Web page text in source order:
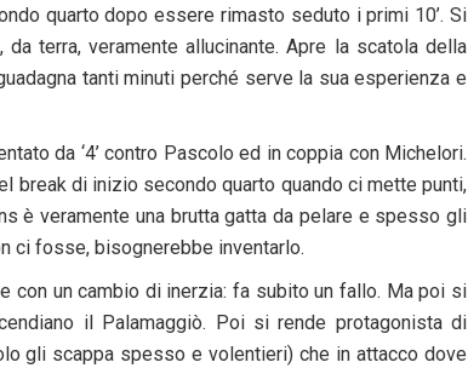
quarto dopo essere rimasto seduto i primi 10’. Si
terra, veramente allucinante. Apre la scatola della
tanti minuti perché serve la sua esperienza e
da ‘4’ contro Pascolo ed in coppia con Michelori.
break di inizio secondo quarto quando ci mette punti,
è veramente una brutta gatta da pelare e spesso gli
ci fosse, bisognerebbe inventarlo.
con un cambio di inerzia: fa subito un fallo. Ma poi si
il Palamaggiò. Poi si rende protagonista di
gli scappa spesso e volentieri) che in attacco dove